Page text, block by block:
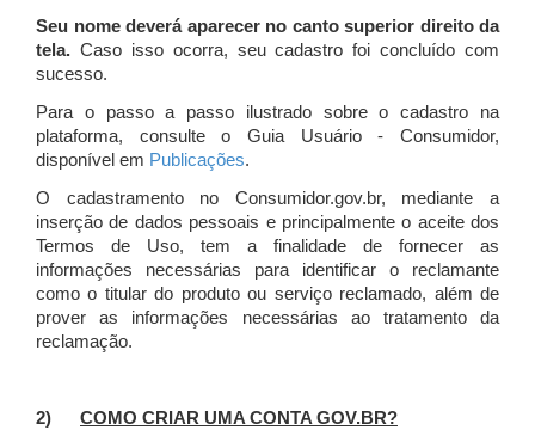
Seu nome deverá aparecer no canto superior direito da
tela. Caso isso ocorra, seu cadastro foi concluído com
sucesso.
Para o passo a passo ilustrado sobre o cadastro na
plataforma, consulte o Guia Usuário - Consumidor,
disponível em Publicações.
O cadastramento no Consumidor.gov.br, mediante a
inserção de dados pessoais e principalmente o aceite dos
Termos de Uso, tem a finalidade de fornecer as
informações necessárias para identificar o reclamante
como o titular do produto ou serviço reclamado, além de
prover as informações necessárias ao tratamento da
reclamação.
2) COMO CRIAR UMA CONTA GOV.BR?